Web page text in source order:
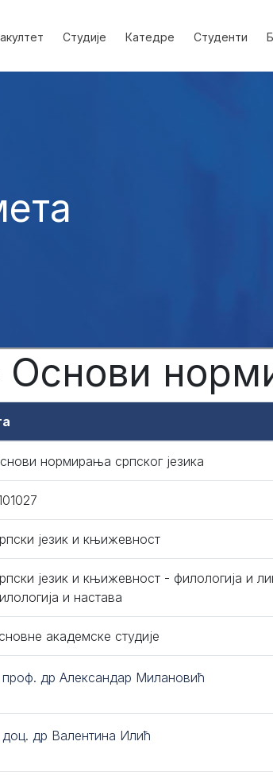
Студије Катедре Студенти
Основи
нормирања српског језика
језик и књижевност
језик и књижевност - филологија и
и настава
академске студије
проф. др Александар Милановић
доц. др Валентина Илић